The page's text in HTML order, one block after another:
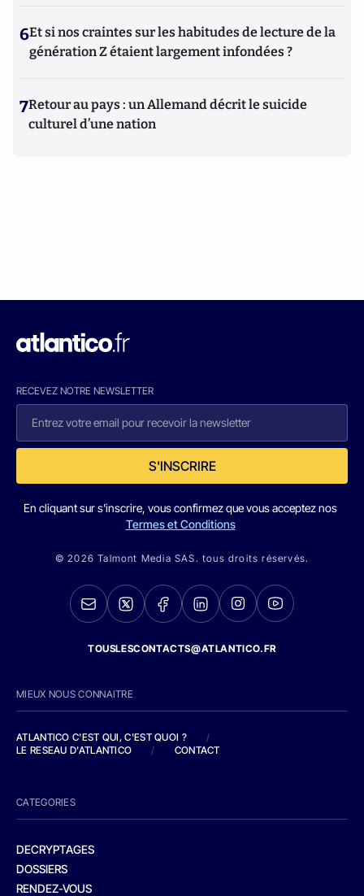
6Et si nos craintes sur les habitudes de lecture de la
génération Z étaient largement infondées ?
7Retour au pays : un Allemand décrit le suicide
culturel d’une nation
RECEVEZ NOTRE NEWSLETTER
S'INSCRIRE
En cliquant sur s'inscrire, vous confirmez que vous acceptez nos
Termes et Conditions
© 2026 Talmont Media SAS. tous droits réservés.
TOUSLESCONTACTS@ATLANTICO.FR
MIEUX NOUS CONNAITRE
ATLANTICO C'EST QUI, C'EST QUOI ?
/
LE RESEAU D'ATLANTICO
/ CONTACT
CATEGORIES
DECRYPTAGES
DOSSIERS
RENDEZ-VOUS